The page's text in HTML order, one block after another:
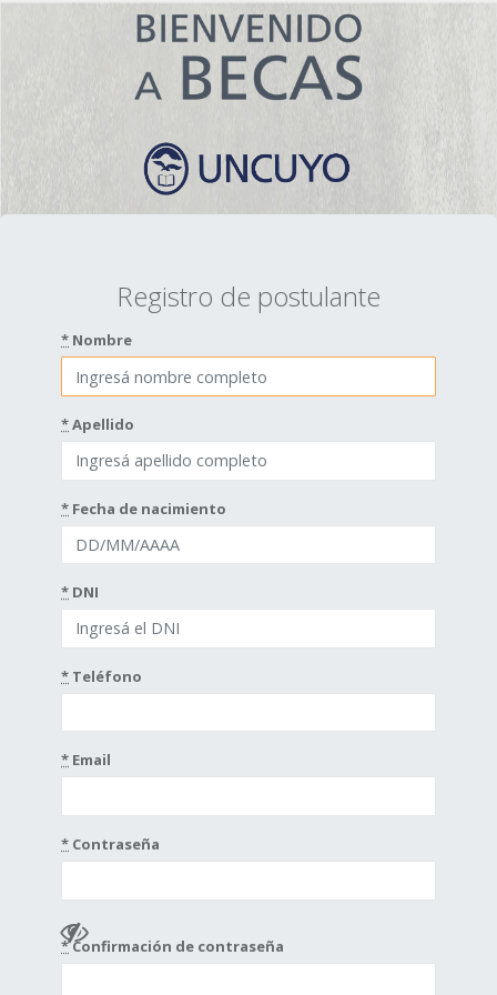
Registro de postulante
* Nombre
*Apellido
* Fecha de nacimiento
* DNI
* Teléfono
* Email
* Contraseña
*Confirmación de contraseña